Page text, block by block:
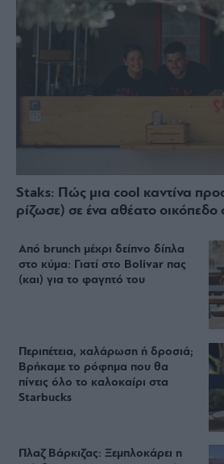
Staks: Πώς μια cool καντίνα
ρίζωσε) σε ένα αθέατο
Από brunch μέχρι δείπνο δίπλα
στο κύμα: Γιατί στο Bolivar πας
(και) για το φαγητό του
Περιπέτεια, χαλάρωση ή δροσιά;
Βρήκαμε το ρόφημα που θα
πίνεις όλο το καλοκαίρι στα
Starbucks
Πλαζ Βάρκιζας: Ξεμπλοκάρει η